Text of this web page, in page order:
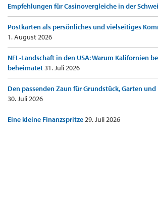
Empfehlungen für Casinovergleiche in der
Postkarten als persönliches und vielseitiges
1. August 2026
NFL-Landschaft in den USA: Warum Kalifornien
beheimatet31. Juli 2026
Den passenden Zaun für Grundstück, Garten
30. Juli 2026
Eine kleine Finanzspritze29. Juli 2026